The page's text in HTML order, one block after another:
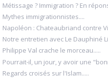
Métissage ? Immigration ? En
Mythes immigrationnistes....
Napoléon : Chateaubriand contre
Notre entretien avec Le Dauphiné
Philippe Val crache le morceau.....
Pourrait-il, un jour, y avoir une
Regards croisés sur l'Islam.....